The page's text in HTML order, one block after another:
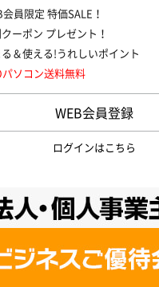
会員限定 特価SALE！
ーポン プレゼント！
＆使える!うれしいポイント
パソコン送料無料
WEB会員登録
ログインはこちら